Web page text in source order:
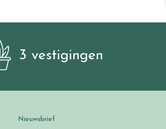
3 vestigingen
Nieuwsbrief